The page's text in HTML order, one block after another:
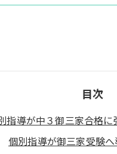
目次
指導が中３御三家合格に
個別指導が御三家受験